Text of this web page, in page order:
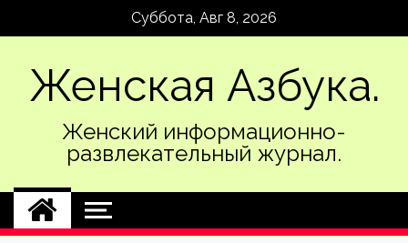
Суббота, Авг 8, 2026
Женская Азбука.
Женский информационно-
развлекательный журнал.